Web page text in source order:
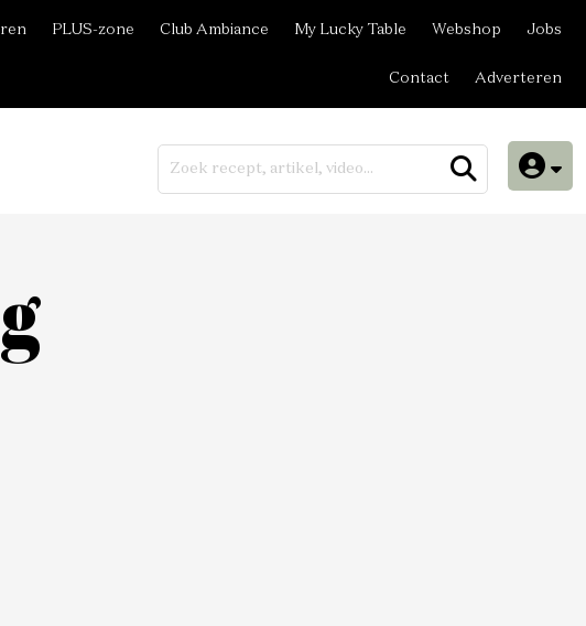
PLUS-zone Club Ambiance My Lucky Table Webshop Jobs
Contact Adverteren